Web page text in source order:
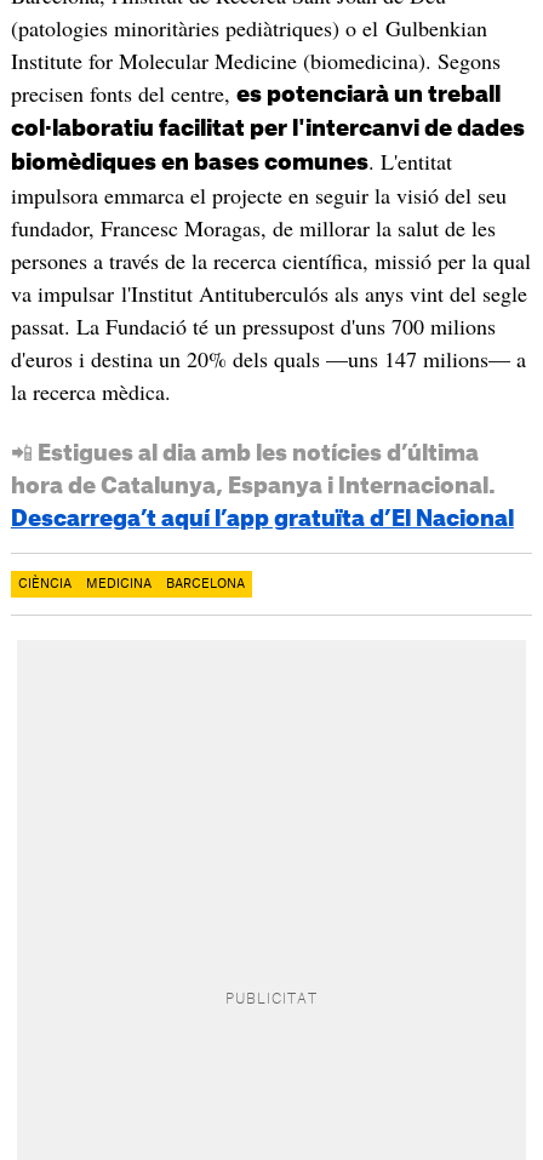
(patologies minoritàries pediàtriques) o el Gulbenkian
Institute for Molecular Medicine (biomedicina). Segons
precisen fonts del centre, es potenciarà un treball
col·laboratiu facilitat per l'intercanvi de dades
biomèdiques en bases comunes. L'entitat
impulsora emmarca el projecte en seguir la visió del seu
fundador, Francesc Moragas, de millorar la salut de les
persones a través de la recerca científica, missió per la qual
va impulsar l'Institut Antituberculós als anys vint del segle
passat. La Fundació té un pressupost d'uns 700 milions
d'euros i destina un 20% dels quals —uns 147 milions— a
la recerca mèdica.
📲 Estigues al dia amb les notícies d’última
hora de Catalunya, Espanya i Internacional.
Descarrega’t aquí l’app gratuïta d’El Nacional
CIÈNCIA MEDICINA BARCELONA